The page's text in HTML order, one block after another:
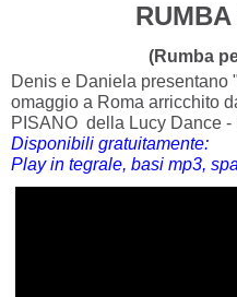
(Rumba
Denis e Daniela presentano
omaggio a Roma arricchito
PISANO della Lucy Dance -
Disponibili gratuitamente:
Play in tegrale, basi mp3,